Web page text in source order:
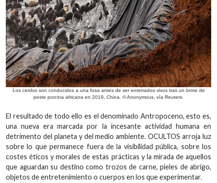
Los cerdos son conducidos a una fosa antes de ser enterrados vivos tras un brote de
peste porcina africana en 2019, China. © Anonymous, vía Reuters.
El resultado de todo ello es el denominado Antropoceno, esto es,
una nueva era marcada por la incesante actividad humana en
detrimento del planeta y del medio ambiente. OCULTOS arroja luz
sobre lo que permanece fuera de la visibilidad pública, sobre los
costes éticos y morales de estas prácticas y la mirada de aquellos
que aguardan su destino como trozos de carne, pieles de abrigo,
objetos de entretenimiento o cuerpos en los que experimentar.